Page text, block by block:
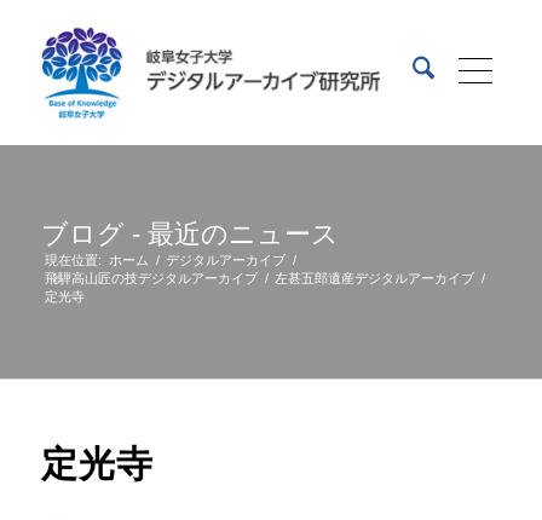
ブログ - 最近のニュース
現在位置: ホーム / デジタルアーカイブ /
飛騨高山匠の技デジタルアーカイブ / 左甚五郎遺産デジタルアーカイブ /
定光寺
定光寺